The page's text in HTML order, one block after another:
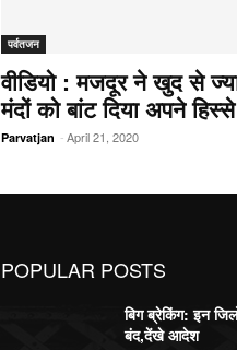
पर्वतजन
वीडियो : मजदूर ने खुद से
मंदों को बांट दिया अपने
Parvatjan -April 21, 2020
POPULAR POSTS
बिग ब्रेकिंग: इन
बंद,देंखे आदेश